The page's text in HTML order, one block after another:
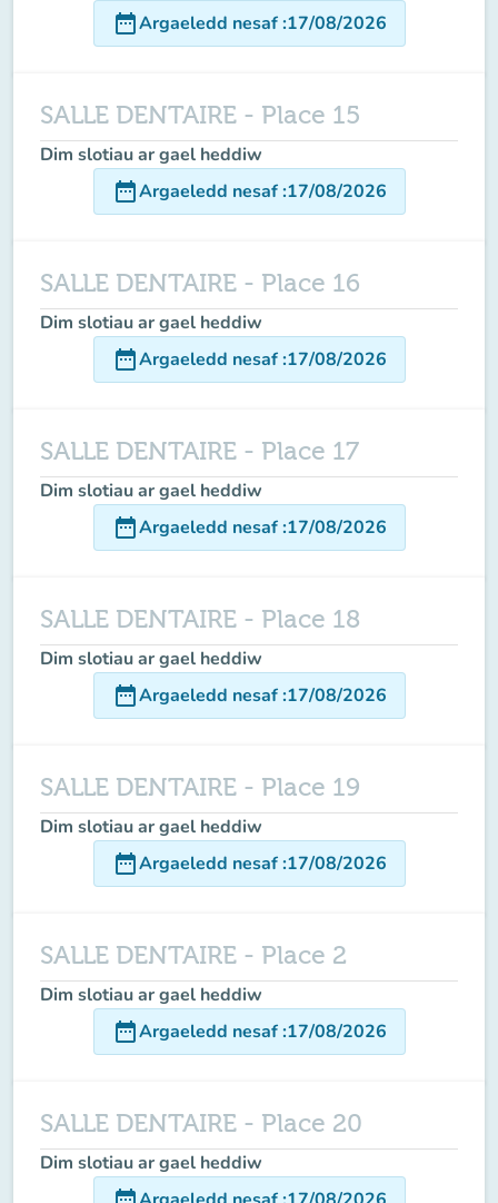
date_rangeArgaeledd nesaf:17/08/2026
SALLE DENTAIRE - Place 15
Dim slotiau ar gael heddiw
date_rangeArgaeledd nesaf:17/08/2026
SALLE DENTAIRE - Place 16
Dim slotiau ar gael heddiw
date_rangeArgaeledd nesaf:17/08/2026
SALLE DENTAIRE - Place 17
Dim slotiau ar gael heddiw
date_rangeArgaeledd nesaf:17/08/2026
SALLE DENTAIRE - Place 18
Dim slotiau ar gael heddiw
date_rangeArgaeledd nesaf:17/08/2026
SALLE DENTAIRE - Place 19
Dim slotiau ar gael heddiw
date_rangeArgaeledd nesaf:17/08/2026
SALLE DENTAIRE - Place 2
Dim slotiau ar gael heddiw
date_rangeArgaeledd nesaf:17/08/2026
SALLE DENTAIRE - Place 20
Dim slotiau ar gael heddiw